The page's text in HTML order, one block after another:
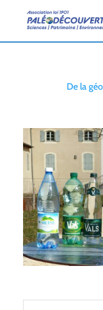
De la